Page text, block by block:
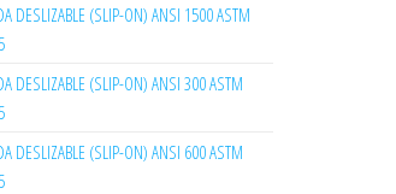
DESLIZABLE (SLIP-ON) ANSI 1500 ASTM
DESLIZABLE (SLIP-ON) ANSI 300 ASTM
DESLIZABLE (SLIP-ON) ANSI 600 ASTM